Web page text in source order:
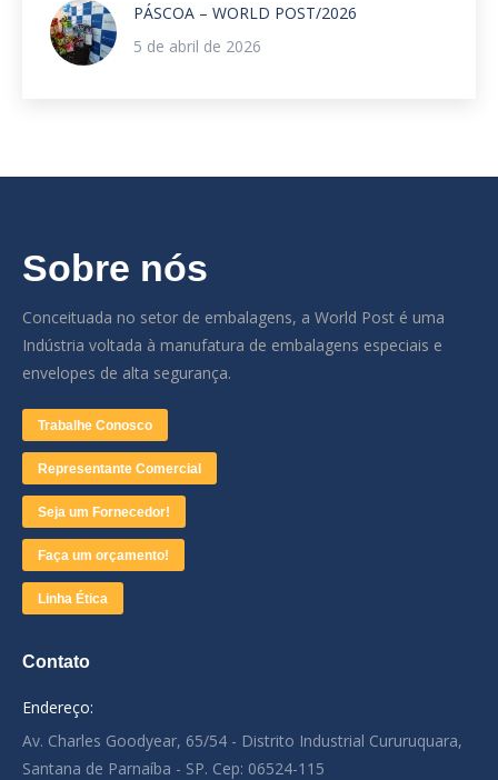
PÁSCOA – WORLD POST/2026
5 de abril de 2026
Sobre nós
Conceituada no setor de embalagens, a World Post é uma
Indústria voltada à manufatura de embalagens especiais e
envelopes de alta segurança.
Trabalhe Conosco
Representante Comercial
Seja um Fornecedor!
Faça um orçamento!
Linha Ética
Contato
Endereço:
Av. Charles Goodyear, 65/54 - Distrito Industrial Cururuquara,
Santana de Parnaíba - SP. Cep: 06524-115